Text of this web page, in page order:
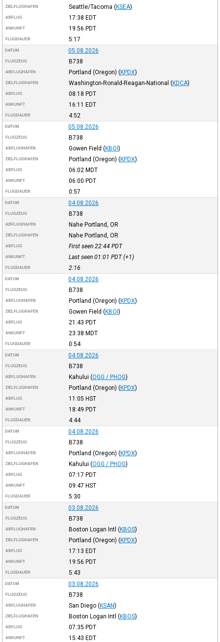
ZIELFLUGHAFEN Seattle/Tacoma (KSEA)
ABFLUG 17:38 EDT
ANKUNFT 19:56 PDT
FLUGDAUER 5:17
DATUM 05.08.2026
FLUGZEUG B738
ABFLUGHAFEN Portland (Oregon) (KPDX)
ZIELFLUGHAFEN Washington-Ronald-Reagan-National (KDCA)
ABFLUG 08:18 PDT
ANKUNFT 16:11 EDT
FLUGDAUER 4:52
DATUM 05.08.2026
FLUGZEUG B738
ABFLUGHAFEN Gowen Field (KBOI)
ZIELFLUGHAFEN Portland (Oregon) (KPDX)
ABFLUG 06:02 MDT
ANKUNFT 06:00 PDT
FLUGDAUER 0:57
DATUM 04.08.2026
FLUGZEUG B738
ABFLUGHAFEN Nahe Portland, OR
ZIELFLUGHAFEN Nahe Portland, OR
ABFLUG First seen 22:44 PDT
ANKUNFT Last seen 01:01 PDT(+1)
FLUGDAUER 2:16
DATUM 04.08.2026
FLUGZEUG B738
ABFLUGHAFEN Portland (Oregon) (KPDX)
ZIELFLUGHAFEN Gowen Field (KBOI)
ABFLUG 21:43 PDT
ANKUNFT 23:38 MDT
FLUGDAUER 0:54
DATUM 04.08.2026
FLUGZEUG B738
ABFLUGHAFEN Kahului (OGG / PHOG)
ZIELFLUGHAFEN Portland (Oregon) (KPDX)
ABFLUG 11:05 HST
ANKUNFT 18:49 PDT
FLUGDAUER 4:44
DATUM 04.08.2026
FLUGZEUG B738
ABFLUGHAFEN Portland (Oregon) (KPDX)
ZIELFLUGHAFEN Kahului (OGG / PHOG)
ABFLUG 07:17 PDT
ANKUNFT 09:47 HST
FLUGDAUER 5:30
DATUM 03.08.2026
FLUGZEUG B738
ABFLUGHAFEN Boston Logan Intl (KBOS)
ZIELFLUGHAFEN Portland (Oregon) (KPDX)
ABFLUG 17:13 EDT
ANKUNFT 19:56 PDT
FLUGDAUER 5:43
DATUM 03.08.2026
FLUGZEUG B738
ABFLUGHAFEN San Diego (KSAN)
ZIELFLUGHAFEN Boston Logan Intl (KBOS)
ABFLUG 07:35 PDT
ANKUNFT 15:43 EDT